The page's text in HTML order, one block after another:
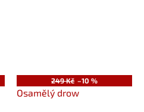
249 Kč –10 %
Osamělý drow